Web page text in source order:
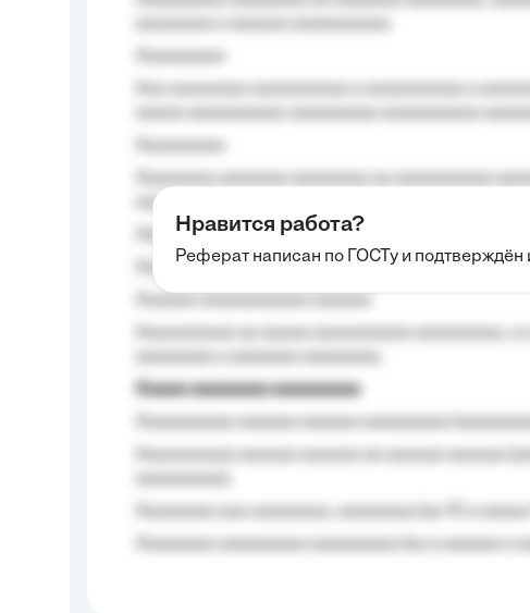
aaaa aaaa.
Aaaaaaaaa
Aaaaaaaaaa aa aaa aaaaaaaaa, a aaa
Aaaaa aaaaaaaa aaaaaaaaa
Нравится работа?
Реферат написан по ГОСТу и